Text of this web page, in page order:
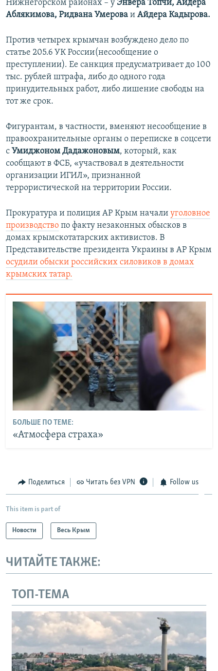
Нижнегорском районах – у Энвера Топчи, Айдера
Аблякимова, Ридвана Умерова и Айдера Кадырова.
Против четырех крымчан возбуждено дело по
статье 205.6 УК России(несообщение о
преступлении). Ее санкция предусматривает до 100
тыс. рублей штрафа, либо до одного года
принудительных работ, либо лишение свободы на
тот же срок.
Фигурантам, в частности, вменяют несообщение в
правоохранительные органы о переписке в соцсети
с Умиджоном Дадажоновым, который, как
сообщают в ФСБ, «участвовал в деятельности
организации ИГИЛ», признанной
террористической на территории России.
Прокуратура и полиция АР Крым начали уголовное
производство по факту незаконных обысков в
домах крымскотатарских активистов. В
Представительстве президента Украины в АР Крым
осудили обыски российских силовиков в домах
крымских татар.
БОЛЬШЕ ПО ТЕМЕ:
«Атмосфера страха»
Поделиться Читать без VPN Follow us
This item is part of
Новости Весь Крым
ЧИТАЙТЕ ТАКЖЕ:
ТОП-ТЕМА